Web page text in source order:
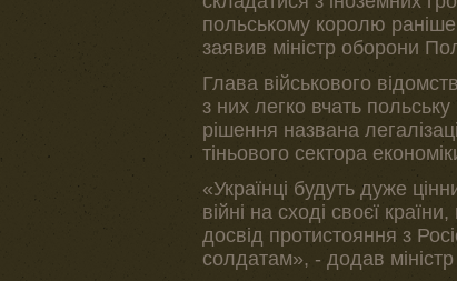
польському королю
заявив міністр оборони
Глава військового
з них легко вчать
рішення названа
тіньового сектора
«Українці будуть дуже
війні на сході своєї
досвід протистояння з
солдатам», - додав